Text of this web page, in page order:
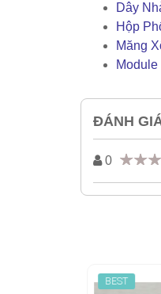
Dây
Hộp
Măng
Module
ĐÁNH
0
BEST